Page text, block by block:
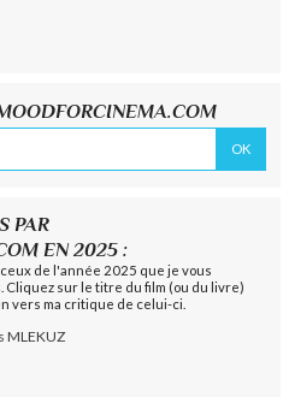
PAR
EN 2025 :
de l'année 2025 que je vous
sur le titre du film (ou du livre)
vers ma critique de celui-ci.
MLEKUZ